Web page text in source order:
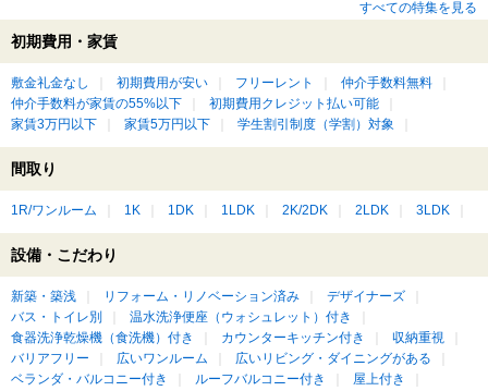
すべての特集を見る
初期費用・家賃
敷金礼金なし 初期費用が安い フリーレント
仲介手数料無料
仲介手数料が家賃の55%以下
初期費用クレジット払い可能
家賃3万円以下
家賃5万円以下 学生割引制度（学割）対象
間取り
1R/ワンルーム 1K 1DK 1LDK 2K/2DK 2LDK 3LDK
設備・こだわり
新築・築浅 リフォーム・リノベーション済み
デザイナーズ
バス・トイレ別
温水洗浄便座（ウォシュレット）付き
食器洗浄乾燥機（食洗機）付き
カウンターキッチン付き
収納重視
バリアフリー
広いワンルーム
広いリビング・ダイニングがある
ベランダ・バルコニー付き
ルーフバルコニー付き
屋上付き